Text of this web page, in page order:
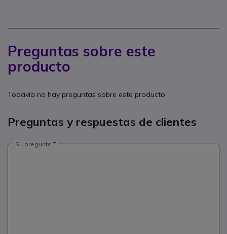
Preguntas sobre este
producto
Todavía no hay preguntas sobre este producto
Preguntas y respuestas de clientes
Su pregunta